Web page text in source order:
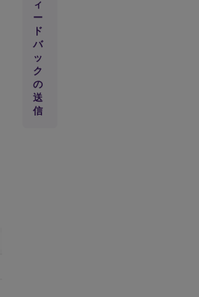
(UI)
の
概
要
4.
ツ
ー
ル
ィ
ー
ド
バ
ッ
ク
の
送
信